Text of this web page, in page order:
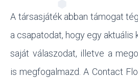
A társasjáték abban támogat
a csapatodat, hogy egy aktuális
saját válaszodat, illetve a
is megfogalmazd. A Contact